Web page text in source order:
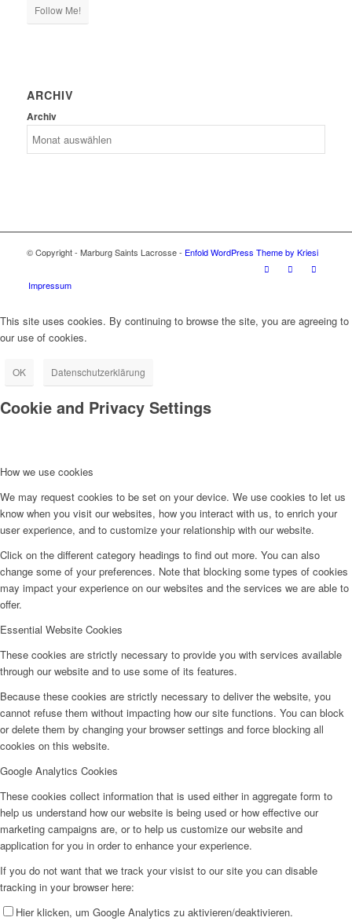
Follow Me!
ARCHIV
Archiv
© Copyright - Marburg Saints Lacrosse - Enfold WordPress Theme by Kriesi
Impressum
This site uses cookies. By continuing to browse the site, you are agreeing to
our use of cookies.
OK Datenschutzerklärung
Cookie and Privacy Settings
How we use cookies
We may request cookies to be set on your device. We use cookies to let us
know when you visit our websites, how you interact with us, to enrich your
user experience, and to customize your relationship with our website.
Click on the different category headings to find out more. You can also
change some of your preferences. Note that blocking some types of cookies
may impact your experience on our websites and the services we are able to
offer.
Essential Website Cookies
These cookies are strictly necessary to provide you with services available
through our website and to use some of its features.
Because these cookies are strictly necessary to deliver the website, you
cannot refuse them without impacting how our site functions. You can block
or delete them by changing your browser settings and force blocking all
cookies on this website.
Google Analytics Cookies
These cookies collect information that is used either in aggregate form to
help us understand how our website is being used or how effective our
marketing campaigns are, or to help us customize our website and
application for you in order to enhance your experience.
If you do not want that we track your visist to our site you can disable
tracking in your browser here:
Hier klicken, um Google Analytics zu aktivieren/deaktivieren.